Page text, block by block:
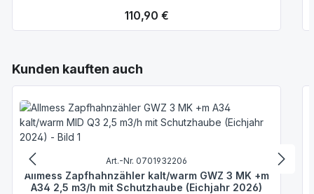
Regulärer Preis:
110,90 €
Produktgalerie überspringen
Kunden kauften auch
Art.-Nr. 0701932206
Allmess Zapfhahnzähler kalt/warm GWZ 3 MK +m
A34 2,5 m3/h mit Schutzhaube (Eichjahr 2026)